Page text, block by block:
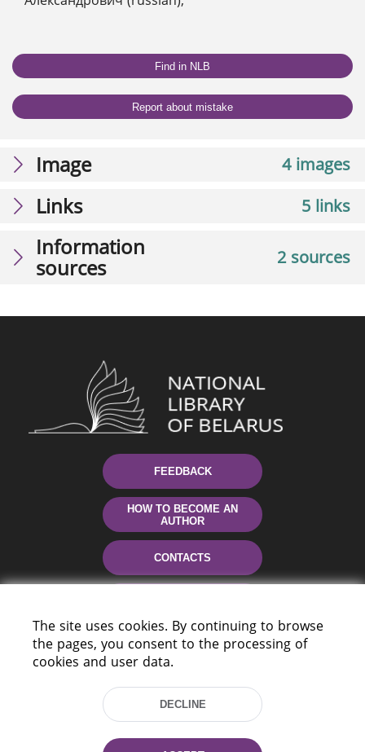
Find in NLB
Report about mistake
4 images
Image
5 links
Links
2 sources
Information
sources
FEEDBACK
HOW TO BECOME AN
AUTHOR
CONTACTS
The site uses cookies. By continuing to browse
the pages, you consent to the processing of
cookies and user data.
DECLINE